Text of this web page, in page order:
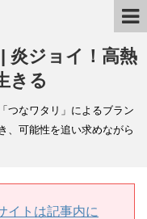
炎ジョイ！高熱
きる
つなワタリ」によるブラン
、可能性を追い求めながら
イトは記事内に